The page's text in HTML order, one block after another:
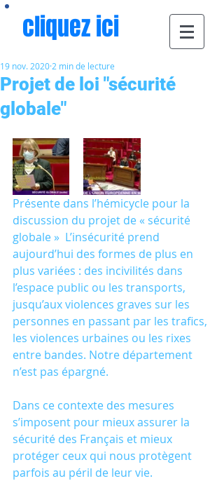
cliquez ici
Projet de loi "sécurité
globale"
19 nov. 2020 2 min de lecture
Présente dans l’hémicycle pour la
discussion du projet de « sécurité
globale »  L’insécurité prend
aujourd’hui des formes de plus en
plus variées : des incivilités dans
l’espace public ou les transports,
jusqu’aux violences graves sur les
personnes en passant par les trafics,
les violences urbaines ou les rixes
entre bandes. Notre département
n’est pas épargné.
Dans ce contexte des mesures
s’imposent pour mieux assurer la
sécurité des Français et mieux
protéger ceux qui nous protègent
parfois au péril de leur vie.